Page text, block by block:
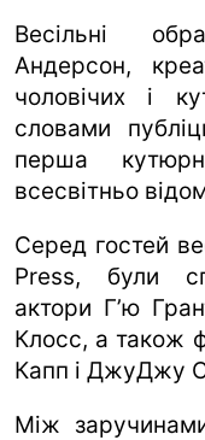
Весільні
Андерсон,
чоловічих і
словами
перша
всесвітньо
Серед гостей
Press, були
актори Г’ю
Клосс, а також
Капп і ДжуДжу
Між